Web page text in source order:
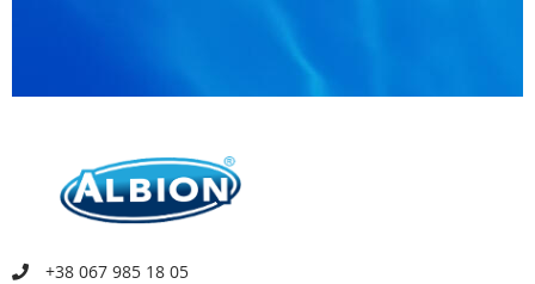
+38 067 985 18 05